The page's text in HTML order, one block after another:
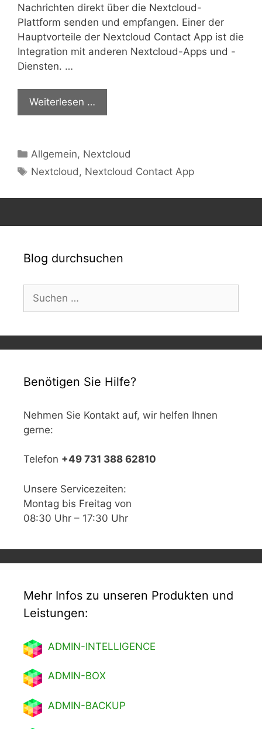
Nachrichten direkt über die Nextcloud-
Plattform senden und empfangen. Einer der
Hauptvorteile der Nextcloud Contact App ist die
Integration mit anderen Nextcloud-Apps und -
Diensten. …
Weiterlesen …
Kategorien
Allgemein, Nextcloud
Schlagwörter
Nextcloud , Nextcloud Contact App
Blog durchsuchen
nach:
Benötigen Sie Hilfe?
Nehmen Sie Kontakt auf, wir helfen Ihnen
gerne:
Telefon +49 731 388 62810
Unsere Servicezeiten:
Montag bis Freitag von
08:30 Uhr – 17:30 Uhr
Mehr Infos zu unseren Produkten und
Leistungen:
ADMIN-INTELLIGENCE
ADMIN-BOX
ADMIN-BACKUP